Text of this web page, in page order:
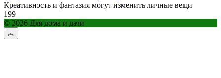
Креативность и фантазия могут изменить личные вещи
199
© 2026 Для дома и дачи